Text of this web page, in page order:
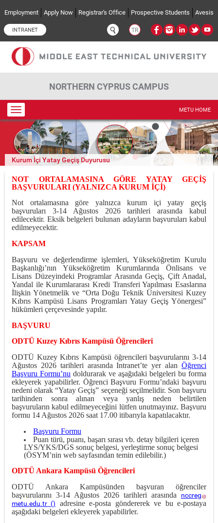
Employment Apply Now Registrar's Office Prospective Students Avesis
INTRANET TR
NORTHERN CYPRUS CAMPUS
Toggle
navigation
METU HOME
Kurum İçi Yatay Geçiş Duyurusu
NOT ORTALAMASINA GÖRE YATAY GEÇİŞ
BAŞVURULARI (YALNIZCA KURUM İÇİ)
Not ortalamasına göre yalnızca kurum içi yatay geçiş
başvuruları 3-14 Ağustos 2026 tarihleri arasında kabul
edilecektir. Eksik belgeleri bulunan adayların başvuruları kabul
edilmeyecektir.
KAPSAM
Başvuru ve değerlendirme işlemleri, Yükseköğretim Kurulu
Başkanlığı’nın Yükseköğretim Kurumlarında Önlisans ve
Lisans Düzeyindeki Programlar Arasında Geçiş, Çift Anadal,
Yandal ile Kurumlararası Kredi Transferi Yapılması Esaslarına
İlişkin Yönetmelik ve “Orta Doğu Teknik Üniversitesi Kuzey
Kıbrıs Kampüsü Lisans Programları Yatay Geçiş Yönergesi”
hükümleri çerçevesinde yapılır.
BAŞVURU
ODTÜ Kuzey Kıbrıs Kampüsü Öğrencileri
ODTÜ Kuzey Kıbrıs Kampüsü öğrencileri başvurularını 3-14
Ağustos 2026 tarihleri arasında Intranet’te yer alan Öğrenci
Başvuru Formu’nu doldurarak ve aşağıdaki belgeleri bu forma
ekleyerek yapabilirler. Öğrenci Başvuru Formu’ndaki başvuru
nedeni olarak “Yatay Geçiş” seçeneği seçilmelidir. Son başvuru
tarihinden sonra alınan veya yanlış neden belirtilen
başvuruların kabul edilmeyeceğini lütfen unutmayınız. Başvuru
formu 14 Ağustos 2026 saat 17.00 itibarıyla kapatılacaktır.
Başvuru Formu
Puan türü, puanı, başarı sırası vb. detay bilgileri içeren
LYS/YKS/DGS sonuç belgesi, yerleştirme sonuç belgesi
(ÖSYM’nin web sayfasından temin edilebilir.)
ODTÜ Ankara Kampüsü Öğrencileri
ODTÜ Ankara Kampüsünden başvuran öğrenciler
başvurularını 3-14 Ağustos 2026 tarihleri arasında nccreg
metu.edu.tr ()
adresine e-posta göndererek ve bu e-postaya
aşağıdaki belgeleri ekleyerek yapabilirler.